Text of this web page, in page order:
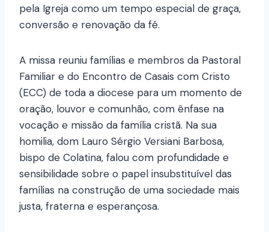
pela Igreja como um tempo especial de graça,
conversão e renovação da fé.
A missa reuniu famílias e membros da Pastoral
Familiar e do Encontro de Casais com Cristo
(ECC) de toda a diocese para um momento de
oração, louvor e comunhão, com ênfase na
vocação e missão da família cristã. Na sua
homilia, dom Lauro Sérgio Versiani Barbosa,
bispo de Colatina, falou com profundidade e
sensibilidade sobre o papel insubstituível das
famílias na construção de uma sociedade mais
justa, fraterna e esperançosa.